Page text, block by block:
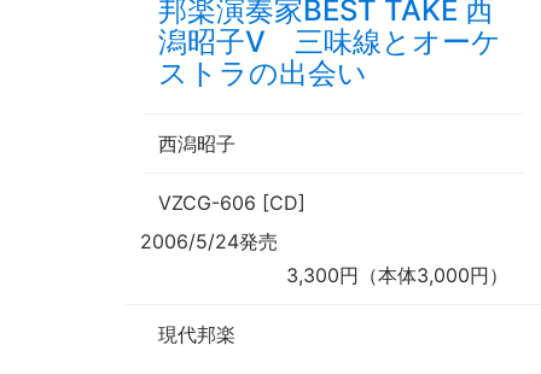
邦楽演奏家BEST TAKE 西
潟昭子Ⅴ 三味線とオーケ
ストラの出会い
西潟昭子
VZCG-606 [CD]
2006/5/24発売
3,300円（本体3,000円）
現代邦楽